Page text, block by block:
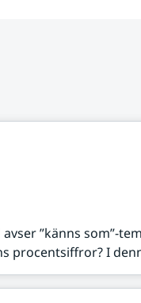
”känns som”-
procentsiffror? I